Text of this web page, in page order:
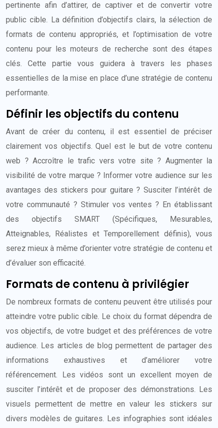
pertinente afin d’attirer, de captiver et de convertir votre
public cible. La définition d’objectifs clairs, la sélection de
formats de contenu appropriés, et l’optimisation de votre
contenu pour les moteurs de recherche sont des étapes
clés. Cette partie vous guidera à travers les phases
essentielles de la mise en place d’une stratégie de contenu
performante.
Définir les objectifs du contenu
Avant de créer du contenu, il est essentiel de préciser
clairement vos objectifs. Quel est le but de votre contenu
web ? Accroître le trafic vers votre site ? Augmenter la
visibilité de votre marque ? Informer votre audience sur les
avantages des stickers pour guitare ? Susciter l’intérêt de
votre communauté ? Stimuler vos ventes ? En établissant
des objectifs SMART (Spécifiques, Mesurables,
Atteignables, Réalistes et Temporellement définis), vous
serez mieux à même d’orienter votre stratégie de contenu et
d’évaluer son efficacité.
Formats de contenu à privilégier
De nombreux formats de contenu peuvent être utilisés pour
atteindre votre public cible. Le choix du format dépendra de
vos objectifs, de votre budget et des préférences de votre
audience. Les articles de blog permettent de partager des
informations exhaustives et d’améliorer votre
référencement. Les vidéos sont un excellent moyen de
susciter l’intérêt et de proposer des démonstrations. Les
visuels permettent de mettre en valeur les stickers sur
divers modèles de guitares. Les infographies sont idéales